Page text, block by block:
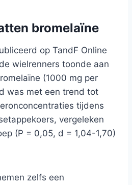
bromelaïne
op TandF Online
wielrenners toonde aan
(1000 mg per
was met een trend tot
tijdens
vergeleken
(P = 0,05, d = 1,04-1,70)
zelfs een